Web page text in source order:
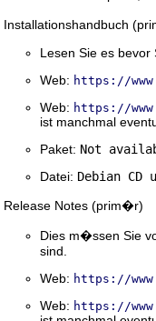
Installationshandbuch
Lesen Sie es
Web: https://
Web: https://
ist manchmal
Paket: Not
Datei: Debian CD
Release Notes (prim�r)
Dies m�ssen Sie
sind.
Web: https://
Web: https://